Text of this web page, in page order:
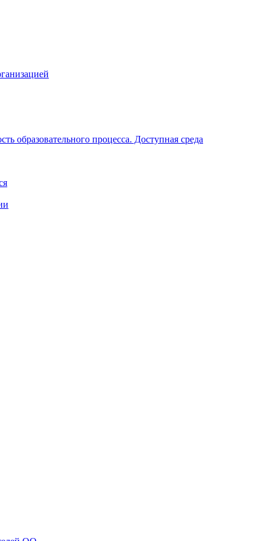
образовательного процесса. Доступная среда